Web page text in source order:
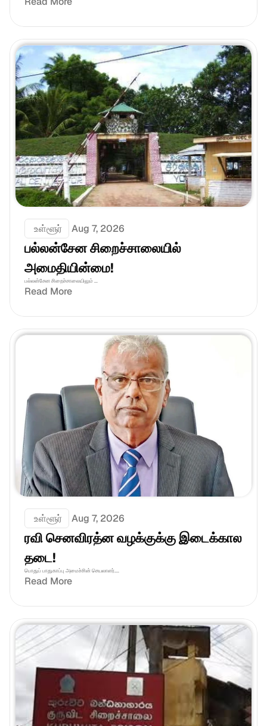
உள்ளூர் Aug 7, 2026
பல்லன்சேன சிறைச்சாலையில்
அமைதியின்மை!
பல்லன்சேன சிறைச்சாலையிலும் ...
Read More
உள்ளூர் Aug 7, 2026
ரவி செனவிரத்ன வழக்குக்கு இடைக்கால
தடை!
பொதுப் பாதுகாப்பு அமைச்சின் செயலாளர்....
Read More